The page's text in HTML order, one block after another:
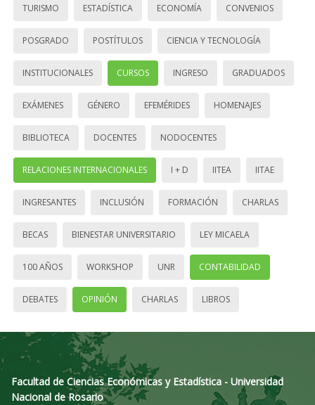
TURISMO ESTADÍSTICA ECONOMÍA CONVENIOS
POSGRADO POSTÍTULOS CIENCIA Y TECNOLOGÍA
INSTITUCIONALES CURSOS INGRESO GRADUADOS
EXÁMENES GÉNERO EFEMÉRIDES HOMENAJES
BIBLIOTECA DOCENTES NODOCENTES
RELACIONES INTERNACIONALES I + D IITEA IITAE
INGRESANTES INCLUSIÓN FORMACIÓN CHARLAS
BECAS BIENESTAR UNIVERSITARIO LEY MICAELA
100 AÑOS WORKSHOP UNR CONTABILIDAD
DEBATES OPINIÓN CHARLAS LIBROS
Facultad de Ciencias Económicas y Estadística - Universidad
Nacional de Rosario